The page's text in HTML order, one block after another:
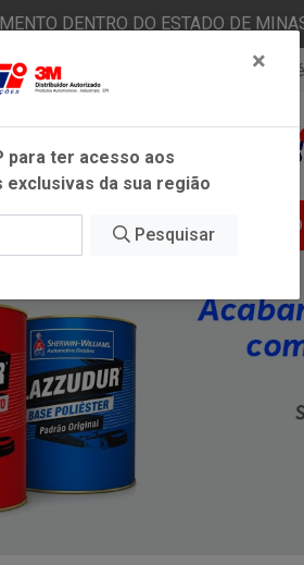
DENTRO DO ESTADO DE
Já é cliente? - Entrar Não
ESTÉTICA AUTOMOTIVA
×
para ter acesso aos
da sua região
Pesquisar